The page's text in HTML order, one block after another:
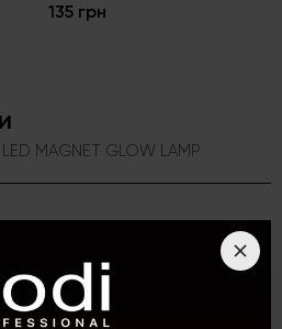
135 грн
MAGNET GLOW LAMP
и вытяжки